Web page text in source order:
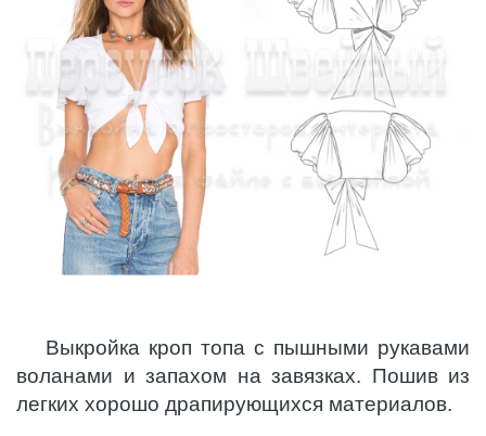
Выкройка кроп топа с пышными рукавами
воланами и запахом на завязках. Пошив из
легких хорошо драпирующихся материалов.